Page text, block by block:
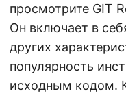
просмотрите GIT
Он включает в
других
популярность
исходным кодом.